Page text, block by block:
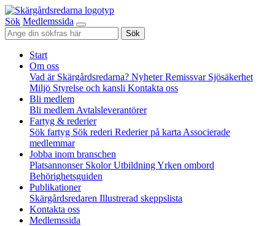
Sök Medlemssida
Sök
Start
Om oss
Vad är Skärgårdsredarna? NyheterRemissvar Sjösäkerhet
Miljö Styrelse och kansli Kontakta oss
Bli medlem
Bli medlem Avtalsleverantörer
Fartyg & rederier
Sök fartyg Sök rederi Rederier på karta Associerade
medlemmar
Jobba inom branschen
Platsannonser SkolorUtbildningYrken ombord
Behörighetsguiden
Publikationer
Skärgårdsredaren Illustrerad skeppslista
Kontakta oss
Medlemssida